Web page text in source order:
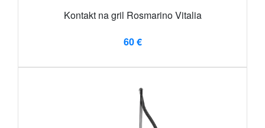
Kontakt na gril Rosmarino Vitalia
60 €